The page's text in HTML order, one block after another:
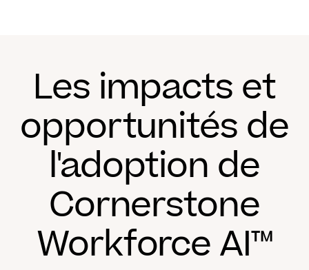
Les impacts et
opportunités de
l'adoption de
Cornerstone
Workforce AI™